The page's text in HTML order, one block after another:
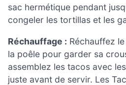
sac hermétique pendant
congeler les tortillas et les
Réchauffage : Réchauffez
la poêle pour garder sa
assemblez les tacos avec
juste avant de servir. Les